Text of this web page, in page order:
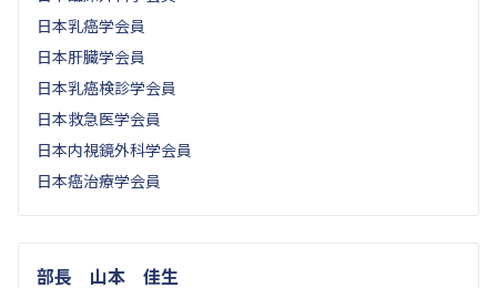
日本乳癌学会員
日本肝臓学会員
日本乳癌検診学会員
日本救急医学会員
日本内視鏡外科学会員
日本癌治療学会員
部長 山本 佳生